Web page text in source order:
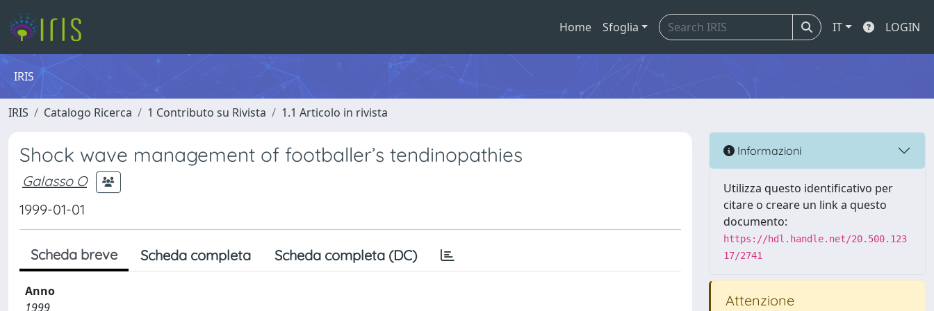
Home Sfoglia IT LOGIN
IRIS
IRIS Catalogo Ricerca 1 Contributo su Rivista 1.1 Articolo in rivista
Shock wave management of footballer’s tendinopathies
Galasso O
1999-01-01
Scheda breve Scheda completa Scheda completa (DC)
Anno
1999
Informazioni
Utilizza questo identificativo per
citare o creare un link a questo
documento:
https://hdl.handle.net/20.500.123
17/2741
Attenzione